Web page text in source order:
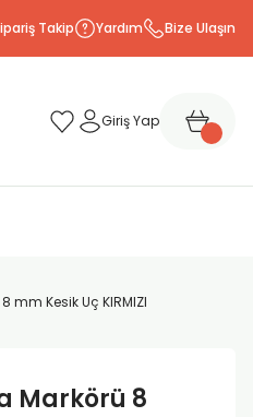
Takip Yardım Bize Ulaşın
Giriş Yap
mm Kesik Uç KIRMIZI
Markörü 8